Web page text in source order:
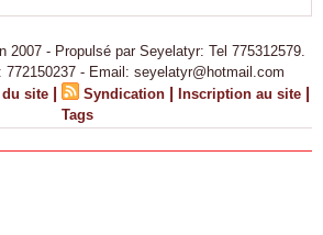
2007 - Propulsé par Seyelatyr: Tel 775312579.
772150237 - Email: seyelatyr@hotmail.com
du site | Syndication | Inscription au site |
Tags